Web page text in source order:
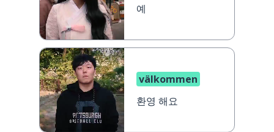
예
välkommen
환영 해요